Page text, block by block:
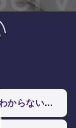
からない…